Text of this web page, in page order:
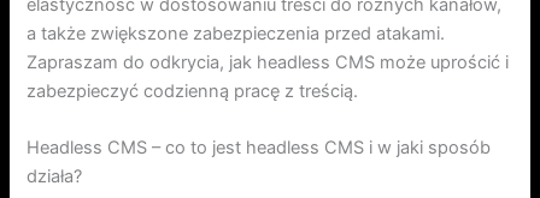
elastyczność w dostosowaniu treści do różnych kanałów,
a także zwiększone zabezpieczenia przed atakami.
Zapraszam do odkrycia, jak headless CMS może uprościć i
zabezpieczyć codzienną pracę z treścią.
Headless CMS – co to jest headless CMS i w jaki sposób
działa?